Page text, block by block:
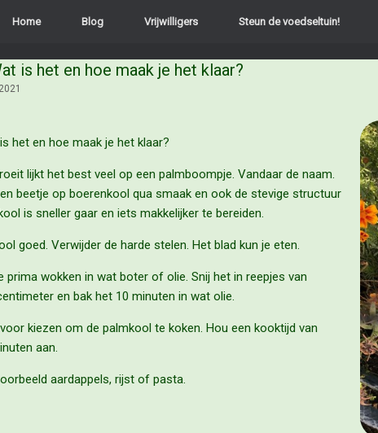
Home Blog Vrijwilligers Steun de voedseltuin!
is het en hoe maak je het klaar?
het en hoe maak je het klaar?
lijkt het best veel op een palmboompje. Vandaar de naam.
beetje op boerenkool qua smaak en ook de stevige structuur
is sneller gaar en iets makkelijker te bereiden.
goed. Verwijder de harde stelen. Het blad kun je eten.
prima wokken in wat boter of olie. Snij het in reepjes van
en bak het 10 minuten in wat olie.
kiezen om de palmkool te koken. Hou een kooktijd van
aan.
aardappels, rijst of pasta.